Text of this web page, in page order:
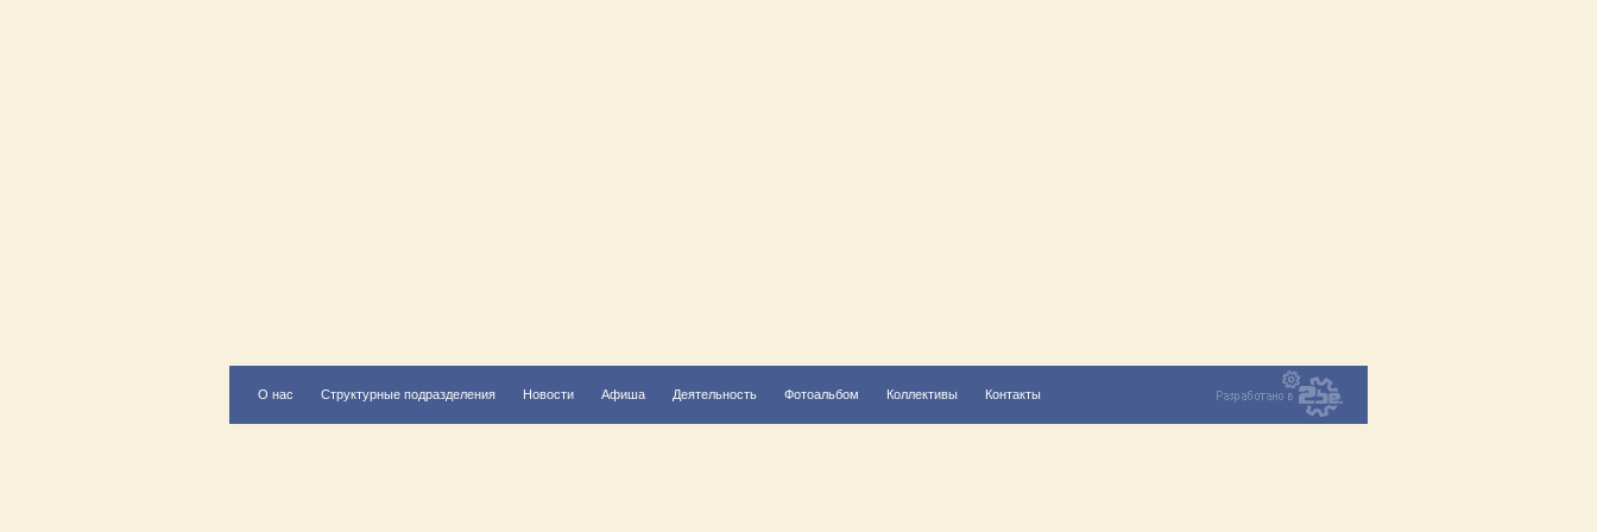
О нас Структурные подразделения Новости Афиша Деятельность Фотоальбом Коллективы Контакты